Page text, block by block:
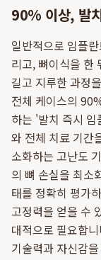
90% 이상, 발
일반적으로 임플
리고, 뼈이식을 한
길고 지루한 과정
전체 케이스의
하는 '발치 즉시
와 전체 치료 기간
소화하는 고난도
의 뼈 손실을 최소
태를 정확히 평가
고정력을 얻을 수
대적으로 필요합
기술력과 자신감